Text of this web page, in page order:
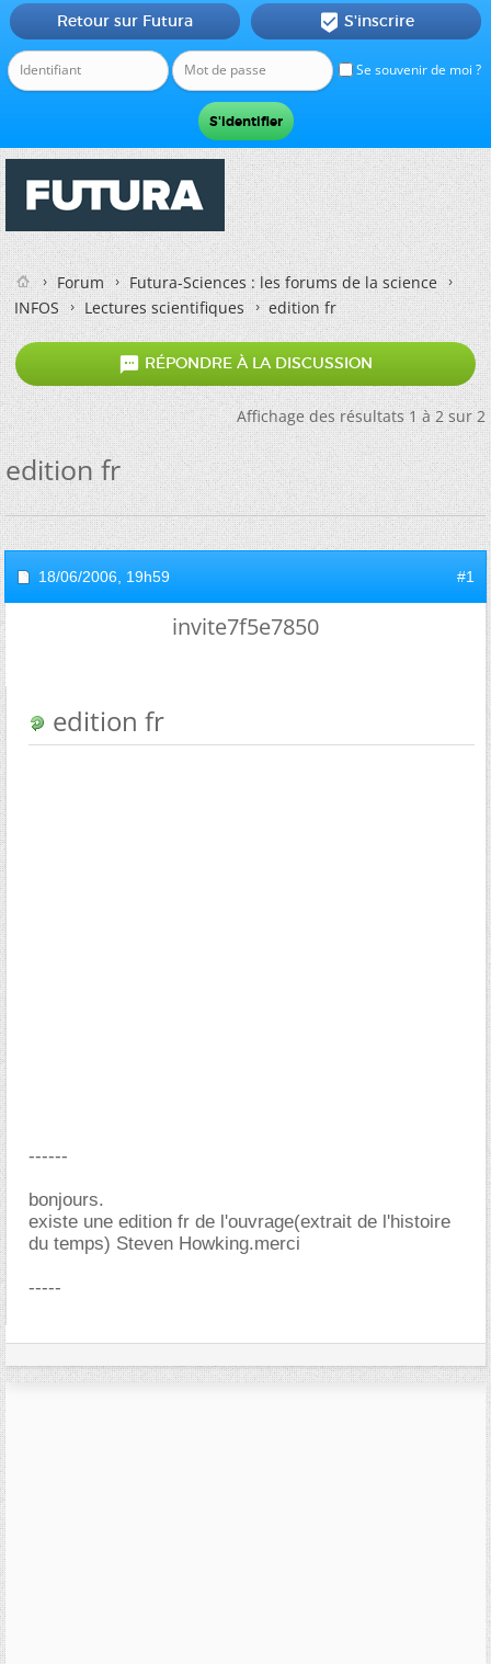
Se souvenir de moi ?
Retour sur Futura  S'inscrire
Forum
Futura-Sciences : les forums de la science
INFOS
Lectures scientifiques edition fr
 RÉPONDRE À LA DISCUSSION
Affichage des résultats 1 à 2 sur 2
edition fr
18/06/2006, 19h59 #1
invite7f5e7850
edition fr
------
bonjours.
existe une edition fr de l'ouvrage(extrait de l'histoire
du temps) Steven Howking.merci
-----